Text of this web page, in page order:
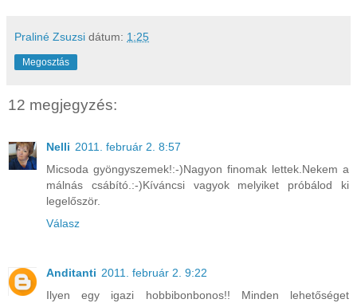
Praliné Zsuzsi dátum: 1:25
Megosztás
12 megjegyzés:
Nelli 2011. február 2. 8:57
Micsoda gyöngyszemek!:-)Nagyon finomak lettek.Nekem a
málnás csábító.:-)Kíváncsi vagyok melyiket próbálod ki
legelőször.
Válasz
Anditanti 2011. február 2. 9:22
Ilyen egy igazi hobbibonbonos!! Minden lehetőséget